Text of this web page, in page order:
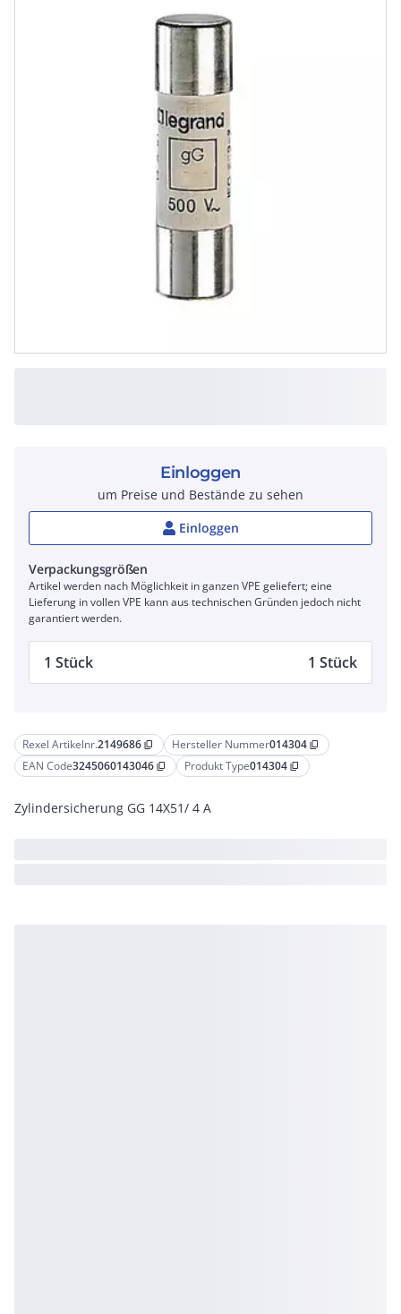
Rexel Artikelnr.2149686 content_copy Hersteller Nummer014304 content_copy
EAN Code3245060143046 content_copy Produkt Type014304 content_copy
Zylindersicherung GG 14X51/ 4 A
Einloggen
um Preise und Bestände zu sehen
Einloggen
Verpackungsgrößen
Artikel werden nach Möglichkeit in ganzen VPE geliefert; eine
Lieferung in vollen VPE kann aus technischen Gründen jedoch nicht
garantiert werden.
1 Stück 1 Stück